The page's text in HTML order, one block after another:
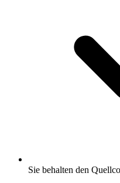
Sie behalten den